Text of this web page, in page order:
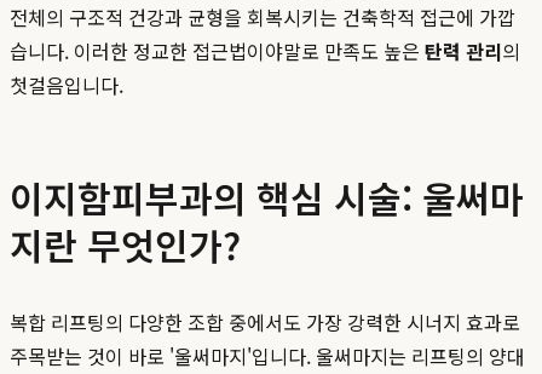
전체의 구조적 건강과 균형을 회복시키는 건축학적 접근에 가깝
습니다. 이러한 정교한 접근법이야말로 만족도 높은 탄력 관리의
첫걸음입니다.
이지함피부과의 핵심 시술: 울써마
지란 무엇인가?
복합 리프팅의 다양한 조합 중에서도 가장 강력한 시너지 효과로
주목받는 것이 바로 '울써마지'입니다. 울써마지는 리프팅의 양대